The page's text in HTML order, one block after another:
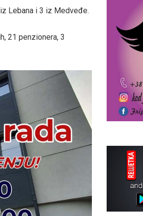
Lebana i 3 iz Medveđe.
21 penzionera, 3